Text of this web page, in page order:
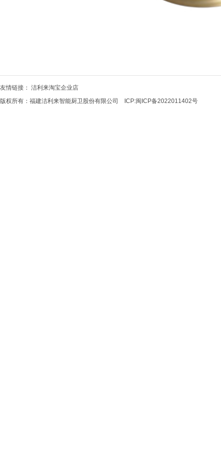
友情链接： 洁利来淘宝企业店
版权所有：福建洁利来智能厨卫股份有限公司 ICP:闽ICP备2022011402号